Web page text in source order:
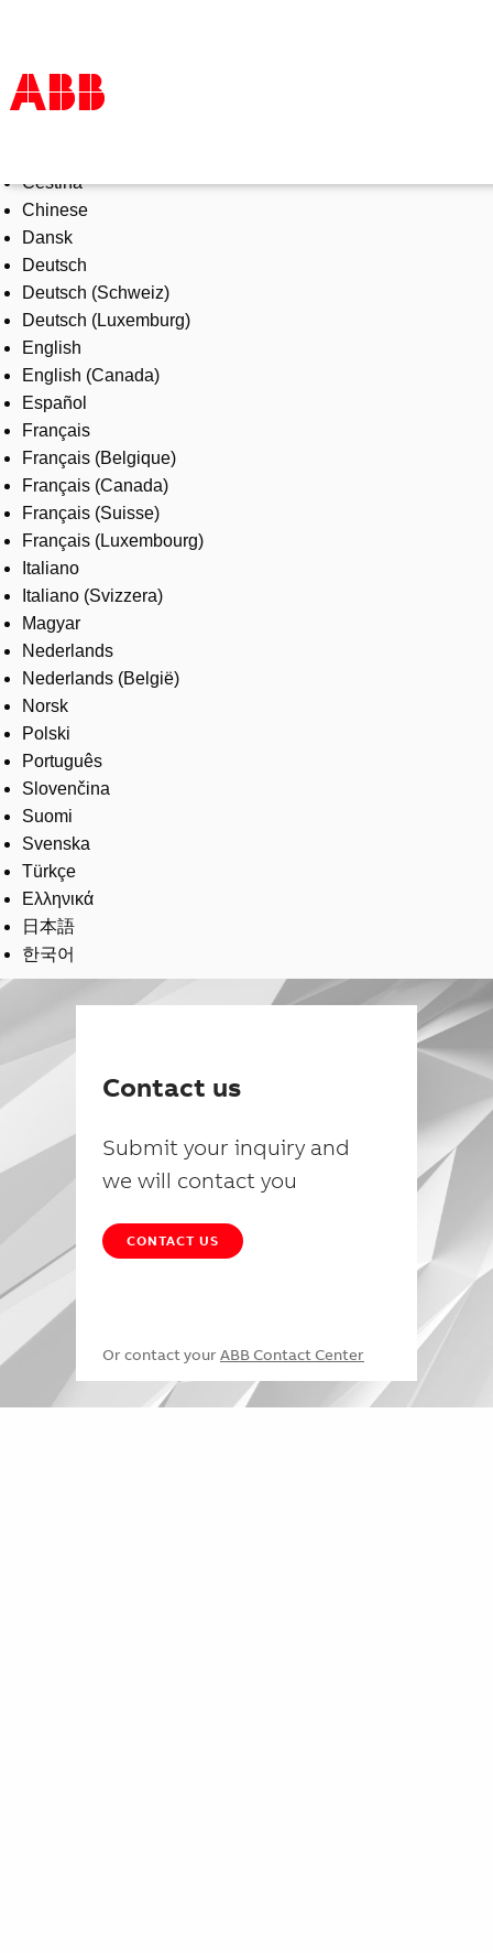
Products & Solutions
Industries
Services
About us
Where to buy
Contact us
Careers
Čeština
Chinese
Dansk
Deutsch
Deutsch (Schweiz)
Deutsch (Luxemburg)
English
English (Canada)
Español
Français
Français (Belgique)
Français (Canada)
Français (Suisse)
Français (Luxembourg)
Italiano
Italiano (Svizzera)
Magyar
Nederlands
Nederlands (België)
Norsk
Polski
Português
Slovenčina
Suomi
Svenska
Türkçe
Ελληνικά
日本語
한국어
Contact us
Submit your inquiry and
we will contact you
CONTACT US
Or contact your ABB Contact Center